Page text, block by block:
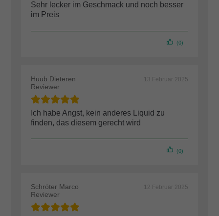
Sehr lecker im Geschmack und noch besser
im Preis
(0)
Huub Dieteren
Reviewer
13 Februar 2025
Ich habe Angst, kein anderes Liquid zu
finden, das diesem gerecht wird
(0)
Schröter Marco
Reviewer
12 Februar 2025